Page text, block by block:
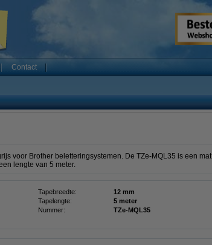
Contact
voor Brother beletteringsystemen. De TZe-MQL35 is een mat
lengte van 5 meter.
Tapebreedte:
12 mm
Tapelengte:
5 meter
Nummer:
TZe-MQL35